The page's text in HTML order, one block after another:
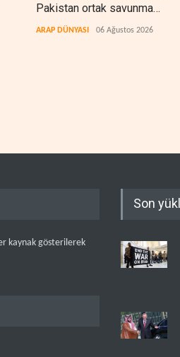
Pakistan ortak savunma
anlaşması imzaladı
ARAP DÜNYASI 06 Ağustos 2026
kaynak gösterilerek
Son